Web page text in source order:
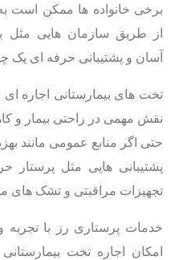
برخی خانواده ها ممکن است
از طریق سازمان هایی مثل
آسان و پشتیبانی حرفه ای یک
تخت های بیمارستانی اجاره
نقش مهمی در راحتی بیمار و
حتی اگر منابع عمومی مانند
پشتیبانی هایی مثل
تجهیزات مراقبتی و تشک های
خدمات پرستاری رز با
امکان اجاره تخت